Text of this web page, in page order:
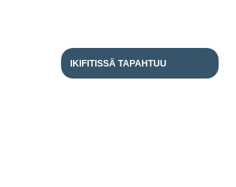
IKIFITISSÄ TAPAHTUU